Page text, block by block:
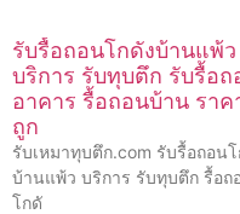
รับรื้อถอนโกดังบ้านแพ้ว
บริการ รับทุบตึก รับรื้อถ
อาคาร รื้อถอนบ้าน ราค
ถูก
รับเหมาทุบตึก.com รับรื้อถอนโ
บ้านแพ้ว บริการ รับทุบตึก รื้อถ
โกดั